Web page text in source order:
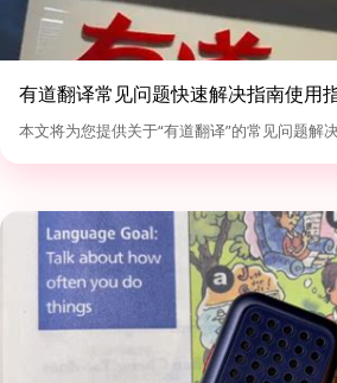
有道翻译常见问题快速解决指南使用
本文将为您提供关于“有道翻译”的常见问题解